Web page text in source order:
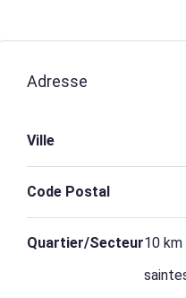
Adresse
Ville
Code Postal
Quartier/Secteur10